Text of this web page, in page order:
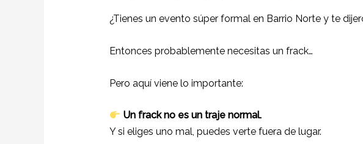
¿Tienes un evento súper formal en Barrio Norte y te
Entonces probablemente necesitas un frack…
Pero aquí viene lo importante:
Un frack no es un traje normal.
Y si eliges uno mal, puedes verte fuera de lugar.